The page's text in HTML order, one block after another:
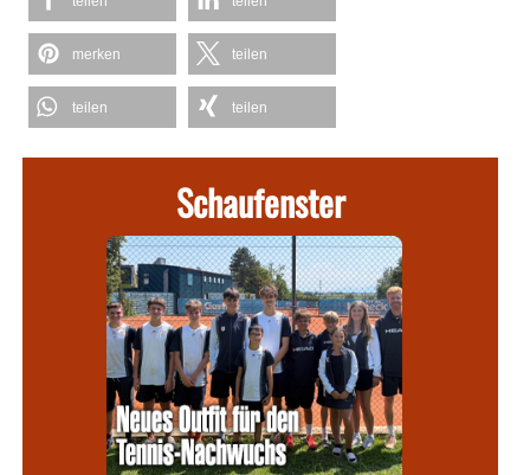
merken teilen
teilen teilen
Schaufenster